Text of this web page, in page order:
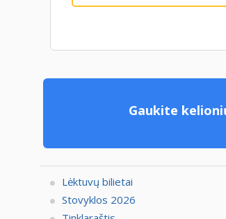
Gaukite
Lėktuvų bilietai
Stovyklos 2026